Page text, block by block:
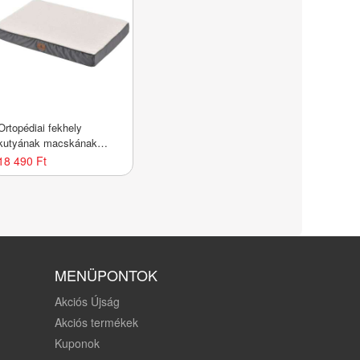
fekhely
macskának
bézs-szürke
490 Ft
MENÜPONTOK
Akciós Újság
Akciós termékek
Kuponok